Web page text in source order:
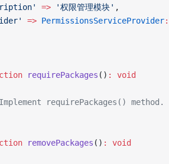
=> '权限管理模块' ,
=> PermissionsServiceProvider
requirePackages () :
void
requirePackages() method.
removePackages () :
void